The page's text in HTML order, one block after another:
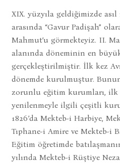
XIX. yüzyıla geldiğimizde
arasında “Gavur Padişah”
Mahmut’u görmekteyiz. II.
alanında döneminin en
gerçekleştirilmiştir. İlk kez
dönemde kurulmuştur.
zorunlu eğitim kurumları, ilk
yenilenmeyle ilgili çeşitli
1826’da Mekteb-i Harbiye,
Tıphane-i Amire ve Mekteb-i
Eğitim öğretimde
yılında Mekteb-i Rüştiye